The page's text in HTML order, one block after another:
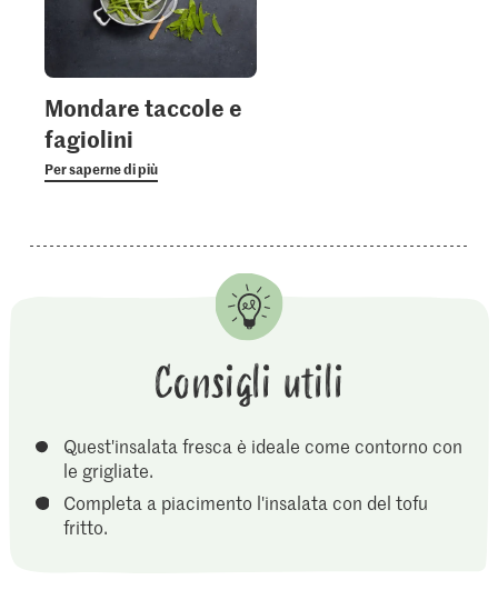
Mondare taccole e
fagiolini
Per saperne di più
Consigli utili
Quest'insalata fresca è ideale come contorno con
le grigliate.
Completa a piacimento l'insalata con del tofu
fritto.